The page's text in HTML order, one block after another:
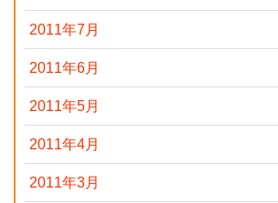
2011年7月
2011年6月
2011年5月
2011年4月
2011年3月